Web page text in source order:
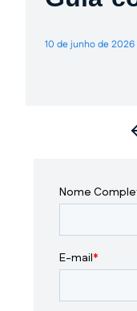
10 de junho de 2026